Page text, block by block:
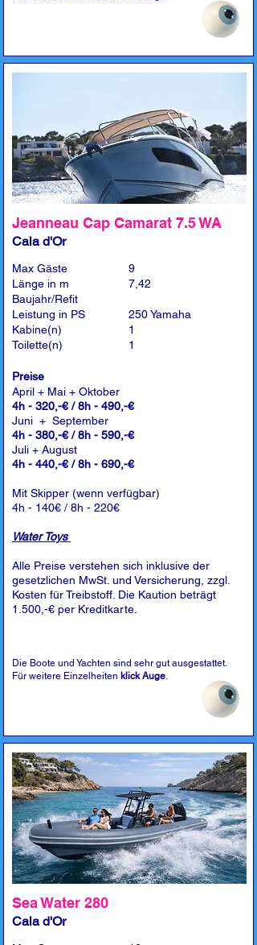
Jeanneau Cap Camarat 7.5 WA
Cala d'Or
Max Gäste
Länge in m
Baujahr/Refit
Leistung in PS
Kabine(n)
Toilette(n)
9
7,42
250 Yamaha
1
1
Preise
April + Mai + Oktober
4h - 320,-€ / 8h - 490,-€
Juni + September
4h - 380,-€ / 8h - 590,-€
Juli + August
4h - 440,-€ / 8h - 690,-€
Mit Skipper (wenn verfügbar)
4h - 140€ / 8h - 220€
Water Toys
Alle Preise verstehen sich inklusive der
gesetzlichen MwSt. und Versicherung, zzgl.
Kosten für Treibstoff. Die Kaution beträgt
1.500,-€ per Kreditkarte.
Die Boote und Yachten sind sehr gut ausgestattet.
Für weitere Einzelheiten klick Auge.
Sea Water 280
Cala d'Or